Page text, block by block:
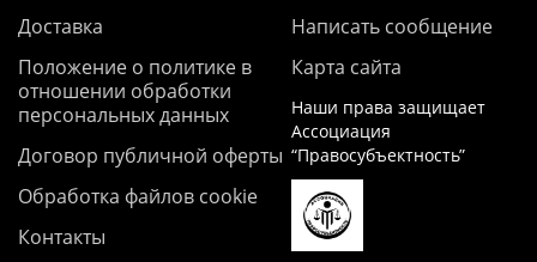
Доставка
Положение о политике в
отношении обработки
персональных данных
Договор публичной оферты
Обработка файлов cookie
Контакты
Написать сообщение
Карта сайта
Наши права защищает
Ассоциация
“Правосубъектность”